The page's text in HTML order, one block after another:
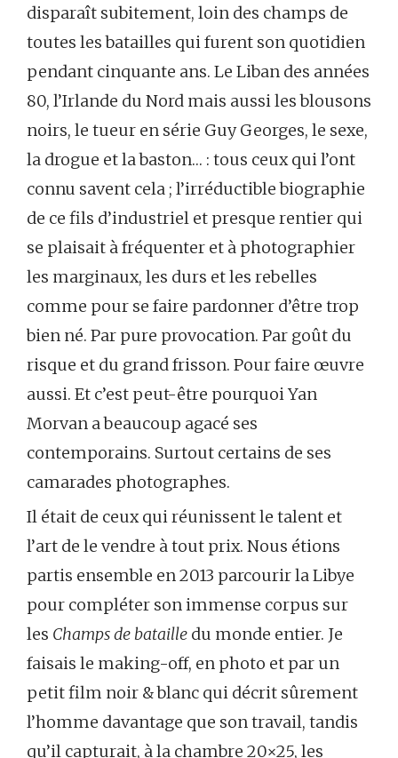
disparaît subitement, loin des champs de
toutes les batailles qui furent son quotidien
pendant cinquante ans. Le Liban des années
80, l’Irlande du Nord mais aussi les blousons
noirs, le tueur en série Guy Georges, le sexe,
la drogue et la baston… : tous ceux qui l’ont
connu savent cela ; l’irréductible biographie
de ce fils d’industriel et presque rentier qui
se plaisait à fréquenter et à photographier
les marginaux, les durs et les rebelles
comme pour se faire pardonner d’être trop
bien né. Par pure provocation. Par goût du
risque et du grand frisson. Pour faire œuvre
aussi. Et c’est peut-être pourquoi Yan
Morvan a beaucoup agacé ses
contemporains. Surtout certains de ses
camarades photographes.
Il était de ceux qui réunissent le talent et
l’art de le vendre à tout prix. Nous étions
partis ensemble en 2013 parcourir la Libye
pour compléter son immense corpus sur
les Champs de bataille du monde entier. Je
faisais le making-off, en photo et par un
petit film noir & blanc qui décrit sûrement
l’homme davantage que son travail, tandis
qu’il capturait, à la chambre 20×25, les